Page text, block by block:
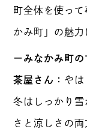
町全体を使っ
かみ町」の魅力
ーみなかみ町
茶屋さん： やは
冬はしっかり
さと涼しさの